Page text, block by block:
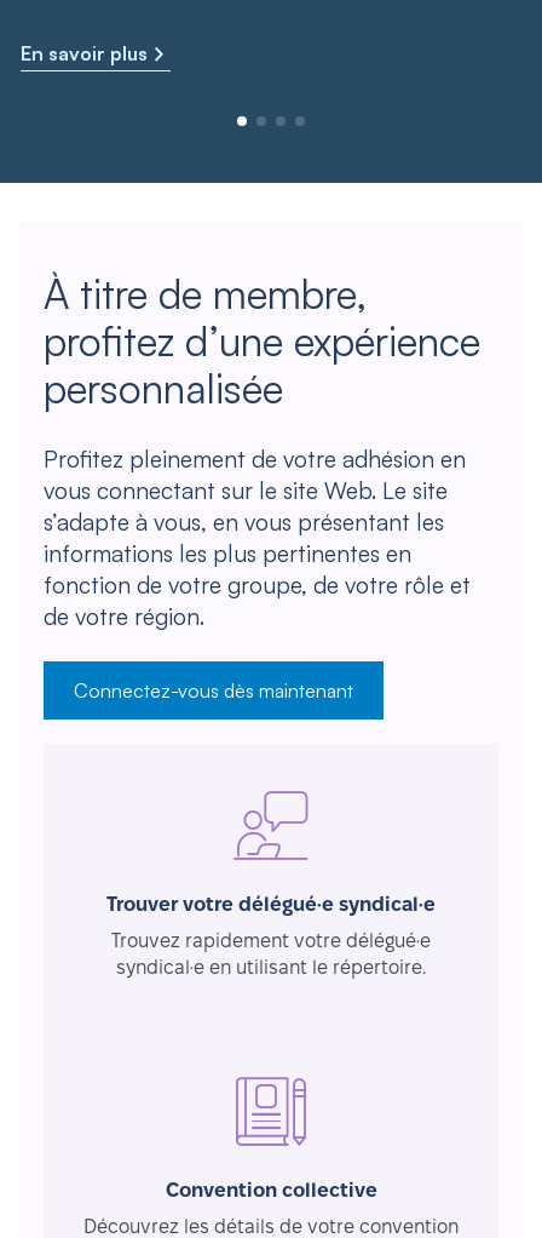
En savoir plus
À titre de membre,
profitez d’une expérience
personnalisée
Profitez pleinement de votre adhésion en
vous connectant sur le site Web. Le site
s’adapte à vous, en vous présentant les
informations les plus pertinentes en
fonction de votre groupe, de votre rôle et
de votre région.
Connectez-vous dès maintenant
Trouver votre délégué·e syndical·e
Trouvez rapidement votre délégué·e
syndical·e en utilisant le répertoire.
Convention collective
Découvrez les détails de votre convention